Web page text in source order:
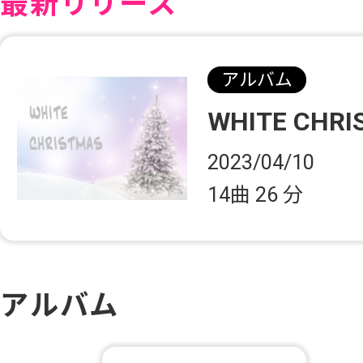
アルバム
WHITE
2023/04/10
14曲 26 分
アルバム